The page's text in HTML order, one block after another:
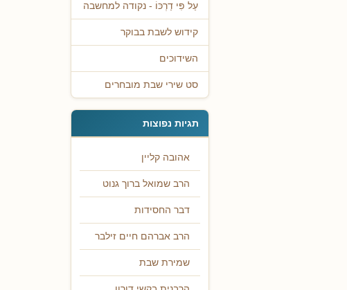
עַל פִּי דַרְכּוֹ - נקודה למחשבה
קידוש לשבת בבוקר
השידוכים
סט שירי שבת מובחרים
תגיות נפוצות
אהובה קליין
הרב שמואל ברוך גנוט
דבר החסידות
הרב אברהם חיים זילבר
שמירת שבת